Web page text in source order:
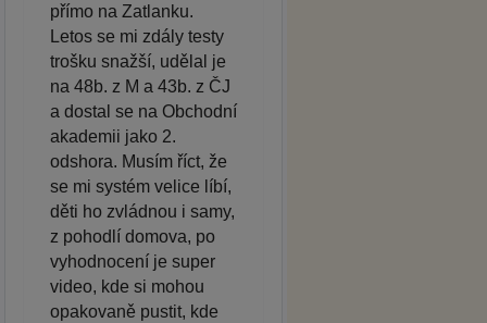
přímo na Zatlanku.
Letos se mi zdály testy
trošku snažší, udělal je
na 48b. z M a 43b. z ČJ
a dostal se na Obchodní
akademii jako 2.
odshora. Musím říct, že
se mi systém velice líbí,
děti ho zvládnou i samy,
z pohodlí domova, po
vyhodnocení je super
video, kde si mohou
opakovaně pustit, kde